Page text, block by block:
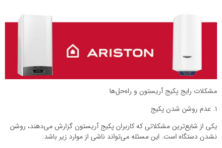
مشکلات رایج پکیج آریستون و راه‌حل‌ها
۱. عدم روشن شدن پکیج
یکی از شایع‌ترین مشکلاتی که کاربران پکیج آریستون گزارش می‌دهند، روشن
نشدن دستگاه است. این مسئله می‌تواند ناشی از موارد زیر باشد: